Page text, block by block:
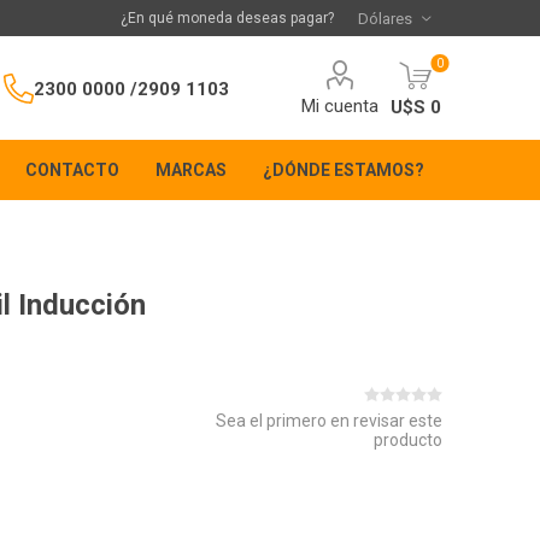
¿En qué moneda deseas pagar?
2300 0000 /2909 1103
Mi cuenta
0
U$S 0
CONTACTO MARCAS ¿DÓNDE ESTAMOS?
Inducción
Sea el primero en revisar este
producto